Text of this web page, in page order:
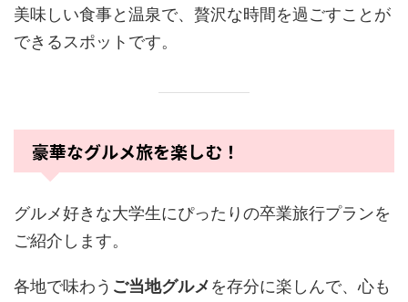
美味しい食事と温泉で、贅沢な時間を過ごすことが
できるスポットです。
豪華なグルメ旅を楽しむ！
グルメ好きな大学生にぴったりの卒業旅行プランを
ご紹介します。
各地で味わう ご当地グルメを存分に楽しんで、心も